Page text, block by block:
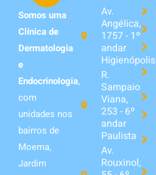
Somos uma
Clínica de
Dermatologia
e
Endocrinologia,
com
unidades nos
bairros de
Moema,
Jardim
Av.
Angélica,
1757 - 1º
andar
Higienópolis
R.
Sampaio
Viana,
253 - 6º
andar
Paulista
Av.
Rouxinol,